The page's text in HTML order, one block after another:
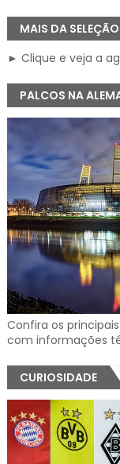
MAIS DA
► Clique e veja a
PALCOS NA
Confira os
com informações
CURIOSIDADE